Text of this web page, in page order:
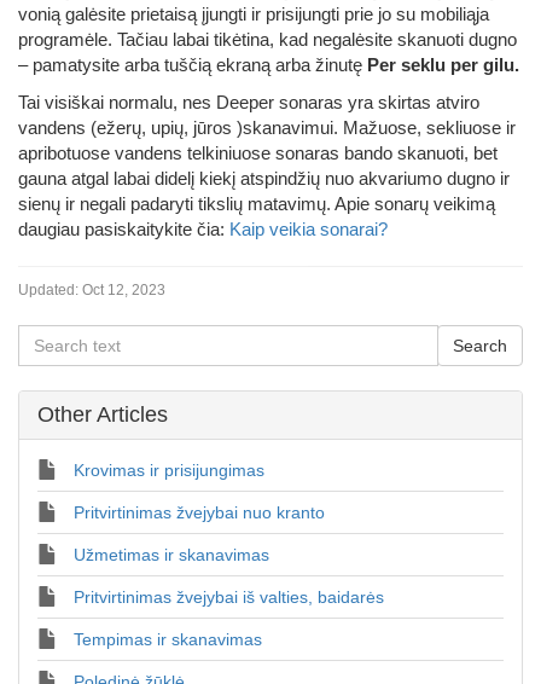
vonią galėsite prietaisą įjungti ir prisijungti prie jo su mobiliąja
programėle. Tačiau labai tikėtina, kad negalėsite skanuoti dugno
– pamatysite arba tuščią ekraną arba žinutę Per seklu per gilu.
Tai visiškai normalu, nes Deeper sonaras yra skirtas atviro
vandens (ežerų, upių, jūros )skanavimui. Mažuose, sekliuose ir
apribotuose vandens telkiniuose sonaras bando skanuoti, bet
gauna atgal labai didelį kiekį atspindžių nuo akvariumo dugno ir
sienų ir negali padaryti tikslių matavimų. Apie sonarų veikimą
daugiau pasiskaitykite čia: Kaip veikia sonarai?
Updated: Oct 12, 2023
Other Articles
Krovimas ir prisijungimas
Pritvirtinimas žvejybai nuo kranto
Užmetimas ir skanavimas
Pritvirtinimas žvejybai iš valties, baidarės
Tempimas ir skanavimas